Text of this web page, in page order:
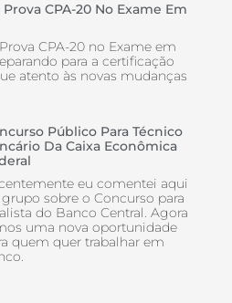
CPA-20 No Exame Em
CPA-20 no Exame em
para a certificação
atento às novas mudanças
Público Para Técnico
Da Caixa Econômica
eu comentei aqui
sobre o Concurso para
do Banco Central. Agora
uma nova oportunidade
quem quer trabalhar em